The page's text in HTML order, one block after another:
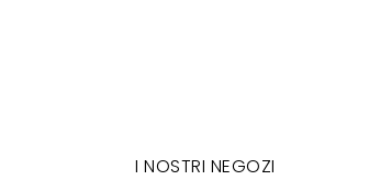
I NOSTRI NEGOZI